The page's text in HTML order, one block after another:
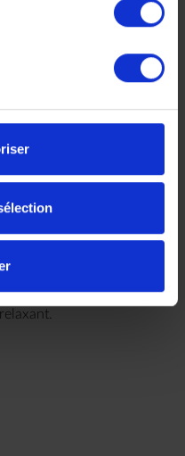
- Koh Rong
sur la plage de Koh Rong
dans un cadre paisible et
relaxant.